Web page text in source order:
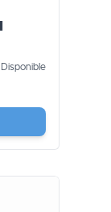
Disponible